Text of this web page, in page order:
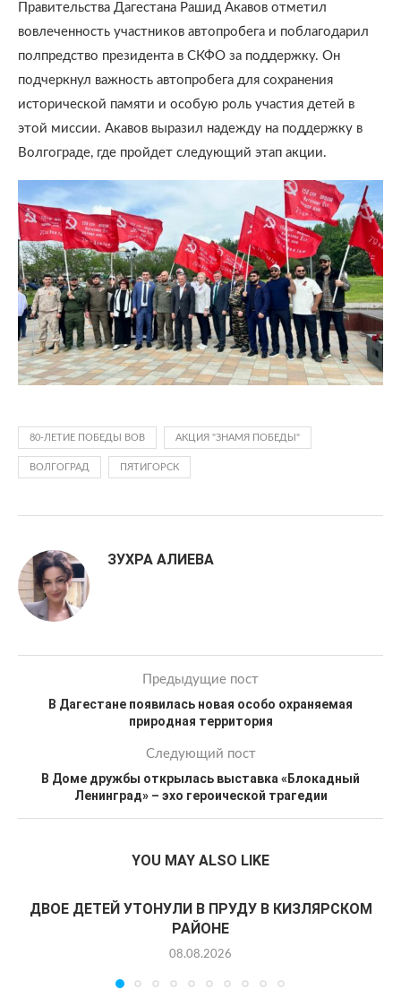
Правительства Дагестана Рашид Акавов отметил
вовлеченность участников автопробега и поблагодарил
полпредство президента в СКФО за поддержку. Он
подчеркнул важность автопробега для сохранения
исторической памяти и особую роль участия детей в
этой миссии. Акавов выразил надежду на поддержку в
Волгограде, где пройдет следующий этап акции.
80-ЛЕТИЕ ПОБЕДЫ ВОВ АКЦИЯ "ЗНАМЯ ПОБЕДЫ"
ВОЛГОГРАД ПЯТИГОРСК
ЗУХРА АЛИЕВА
Предыдущие пост
В Дагестане появилась новая особо охраняемая
природная территория
Следующий пост
В Доме дружбы открылась выставка «Блокадный
Ленинград» – эхо героической трагедии
YOU MAY ALSO LIKE
ДВОЕ ДЕТЕЙ УТОНУЛИ В ПРУДУ В КИЗЛЯРСКОМ
РАЙОНЕ
08.08.2026